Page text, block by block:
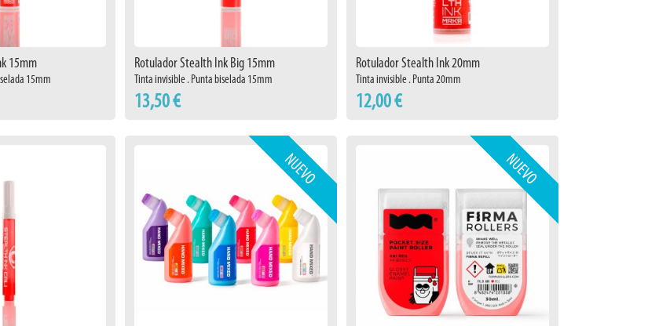
15mm
15mm
Rotulador Stealth Ink Big 15mm
Tinta invisible . Punta biselada 15mm
13,50 €
Rotulador Stealth Ink 20mm
Tinta invisible . Punta 20mm
12,00 €